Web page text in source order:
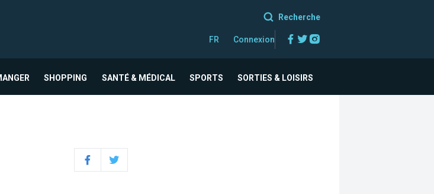
Recherche
FR Connexion Facebook
Twitter
SHOPPING SANTÉ & MÉDICAL SPORTS SORTIES & LOISIRS
FacebookTwitter